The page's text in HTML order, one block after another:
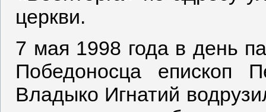
церкви.
7 мая 1998 года в день
Победоносца епископ
Владыко Игнатий